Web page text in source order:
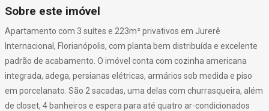
Sobre este imóvel
Apartamento com 3 suítes e 223m² privativos em Jurerê
Internacional, Florianópolis, com planta bem distribuída e excelente
padrão de acabamento. O imóvel conta com cozinha americana
integrada, adega, persianas elétricas, armários sob medida e piso
em porcelanato. São 2 sacadas, uma delas com churrasqueira, além
de closet, 4 banheiros e espera para até quatro ar-condicionados